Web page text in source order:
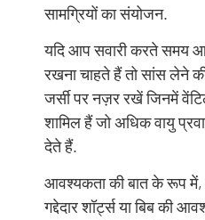
सामग्रियों का संयोजन.
यदि आप सवारी करते समय
रखना चाहते हैं तो सांस लेने
जर्सी पर नज़र रखें जिनमें
शामिल हैं जो अधिक वायु
देते हैं.
आवश्यकता की बात के रूप में,
गद्देदार शॉर्ट्स या बिब की